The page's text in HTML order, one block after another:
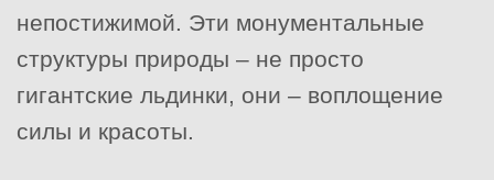
непостижимой. Эти монументальные
структуры природы – не просто
гигантские льдинки, они – воплощение
силы и красоты.